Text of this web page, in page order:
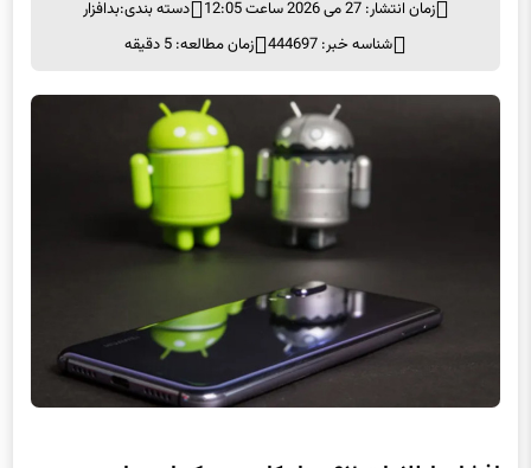
زمان انتشار: 27 می 2026 ساعت 12:05 دسته بندی: